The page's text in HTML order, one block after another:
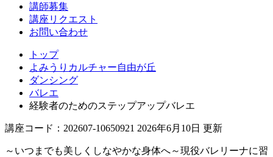
講師募集
講座リクエスト
お問い合わせ
トップ
よみうりカルチャー自由が丘
ダンシング
バレエ
経験者のためのステップアップバレエ
講座コード：202607-10650921 2026年6月10日 更新
～いつまでも美しくしなやかな身体へ～現役バレリーナに習